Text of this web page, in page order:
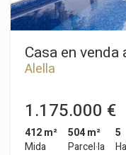
Casa en
Alella
1.175.000 €
412 m²
Mida
504 m²
Parcel·la
5